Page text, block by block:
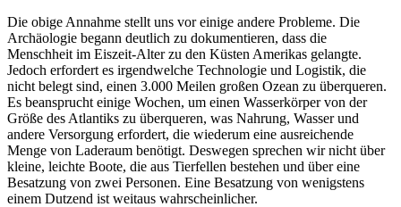
Die obige Annahme stellt uns vor einige andere Probleme. Die
Archäologie begann deutlich zu dokumentieren, dass die
Menschheit im Eiszeit-Alter zu den Küsten Amerikas gelangte.
Jedoch erfordert es irgendwelche Technologie und Logistik, die
nicht belegt sind, einen 3.000 Meilen großen Ozean zu überqueren.
Es beansprucht einige Wochen, um einen Wasserkörper von der
Größe des Atlantiks zu überqueren, was Nahrung, Wasser und
andere Versorgung erfordert, die wiederum eine ausreichende
Menge von Laderaum benötigt. Deswegen sprechen wir nicht über
kleine, leichte Boote, die aus Tierfellen bestehen und über eine
Besatzung von zwei Personen. Eine Besatzung von wenigstens
einem Dutzend ist weitaus wahrscheinlicher.